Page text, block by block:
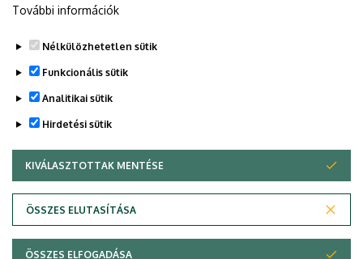
Adatvédelem
További információk
Nélkülözhetetlen sütik
Funkcionális sütik
Analitikai sütik
Hirdetési sütik
KIVÁLASZTOTTAK MENTÉSE
ÖSSZES ELUTASÍTÁSA
WITHDRAW CONSENT
ÖSSZES ELFOGADÁSA